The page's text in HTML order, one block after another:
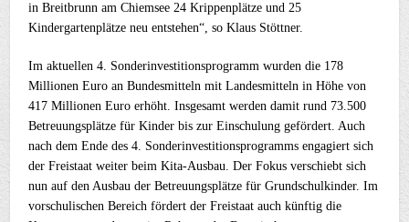
in Breitbrunn am Chiemsee 24 Krippenplätze und 25
Kindergartenplätze neu entstehen“, so Klaus Stöttner.
Im aktuellen 4. Sonderinvestitionsprogramm wurden die 178
Millionen Euro an Bundesmitteln mit Landesmitteln in Höhe von
417 Millionen Euro erhöht. Insgesamt werden damit rund 73.500
Betreuungsplätze für Kinder bis zur Einschulung gefördert. Auch
nach dem Ende des 4. Sonderinvestitionsprogramms engagiert sich
der Freistaat weiter beim Kita-Ausbau. Der Fokus verschiebt sich
nun auf den Ausbau der Betreuungsplätze für Grundschulkinder. Im
vorschulischen Bereich fördert der Freistaat auch künftig die